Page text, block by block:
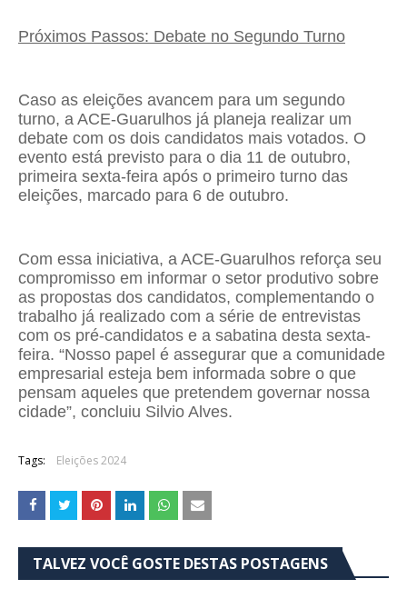
Próximos Passos: Debate no Segundo Turno
Caso as eleições avancem para um segundo
turno, a ACE-Guarulhos já planeja realizar um
debate com os dois candidatos mais votados. O
evento está previsto para o dia 11 de outubro,
primeira sexta-feira após o primeiro turno das
eleições, marcado para 6 de outubro.
Com essa iniciativa, a ACE-Guarulhos reforça seu
compromisso em informar o setor produtivo sobre
as propostas dos candidatos, complementando o
trabalho já realizado com a série de entrevistas
com os pré-candidatos e a sabatina desta sexta-
feira. “Nosso papel é assegurar que a comunidade
empresarial esteja bem informada sobre o que
pensam aqueles que pretendem governar nossa
cidade”, concluiu Silvio Alves.
Tags: Eleições 2024
TALVEZ VOCÊ GOSTE DESTAS POSTAGENS